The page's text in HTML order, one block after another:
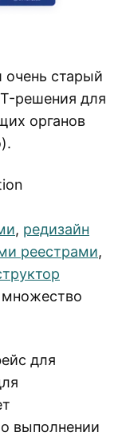
старый
решения для
органов
, редизайн
реестрами,
для
выполнении